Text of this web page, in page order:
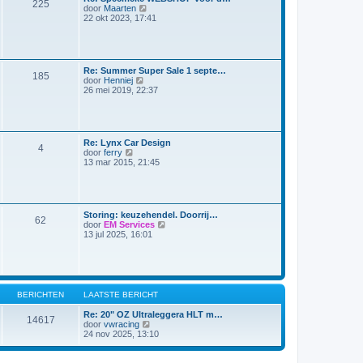
r
i
a
a
t
b
e
r
i
225
door Maarten
e
a
a
t
b
e
i
22 okt 2023, 17:41
185
Re: Summer Super Sale 1 septe…
door Henniej
e
l
a
a
t
b
e
r
i
26 mei 2019, 22:37
4
Re: Lynx Car Design
door ferry
e
a
a
t
b
e
r
i
c
h
13 mar 2015, 21:45
62
Storing: keuzehendel. Doorrij…
door EM Services
l
t
s
b
13 jul 2025, 16:01
BERICHTEN LAATSTE BERICHT
14617
Re: 20" OZ Ultraleggera HLT m…
door vwracing
e
i
24 nov 2025, 13:10